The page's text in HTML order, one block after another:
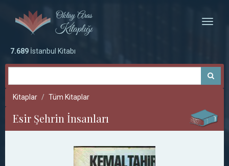
Toggle
7.689 İstanbul Kitabı
Kitaplar Tüm Kitaplar
Esir Şehrin İnsanları